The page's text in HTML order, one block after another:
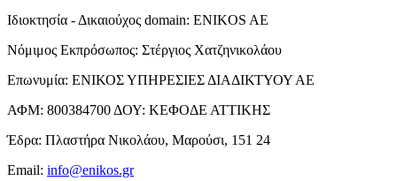
Ιδιοκτησία - Δικαιούχος domain: ENIKOS AE
Νόμιμος Εκπρόσωπος: Στέργιος Χατζηνικολάου
Επωνυμία: ΕΝΙΚΟΣ ΥΠΗΡΕΣΙΕΣ ΔΙΑΔΙΚΤΥΟΥ ΑΕ
ΑΦΜ: 800384700 ΔΟΥ: ΚΕΦΟΔΕ ΑΤΤΙΚΗΣ
Έδρα: Πλαστήρα Νικολάου, Μαρούσι, 151 24
Email: info@enikos.gr